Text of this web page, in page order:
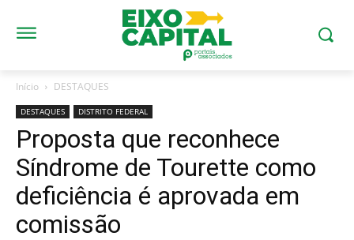
Início DESTAQUES
DESTAQUES DISTRITO FEDERAL
Proposta que reconhece
Síndrome de Tourette como
deficiência é aprovada em
comissão